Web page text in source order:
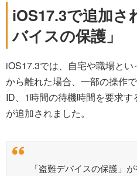
iOS17.3で追加さ
バイスの保護」
iOS17.3では、自宅や職場とい
から離れた場合、一部の操作
ID、1時間の待機時間を要求す
が追加されました。
「盗難デバイスの保護」